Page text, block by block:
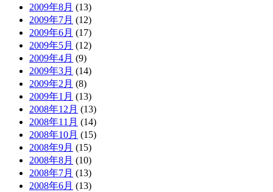
2009年8月 (13)
2009年7月 (12)
2009年6月 (17)
2009年5月 (12)
2009年4月 (9)
2009年3月 (14)
2009年2月 (8)
2009年1月 (13)
2008年12月 (13)
2008年11月 (14)
2008年10月 (15)
2008年9月 (15)
2008年8月 (10)
2008年7月 (13)
2008年6月 (13)